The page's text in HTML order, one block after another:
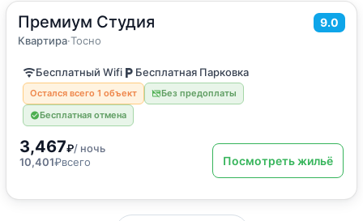
Премиум Студия 9.0
Квартира·Тосно
31м2· 3 гостя
Квартира
Бесплатный Wifi Бесплатная Парковка
Остался всего 1 объект
Без предоплаты
Бесплатная отмена
3,467₽/ ночь
10,401₽всего Посмотреть жильё